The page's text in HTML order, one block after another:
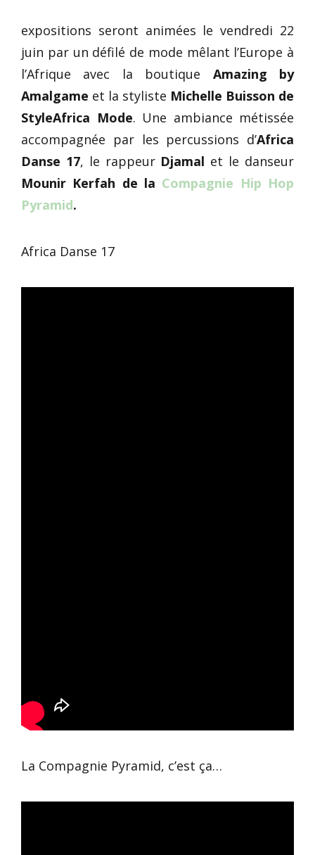
expositions seront animées le vendredi 22
juin par un défilé de mode mêlant l’Europe à
l’Afrique avec la boutique Amazing by
Amalgame et la styliste Michelle Buisson de
StyleAfrica Mode. Une ambiance métissée
accompagnée par les percussions d’Africa
Danse 17, le rappeur Djamal et le danseur
Mounir Kerfah de la Compagnie Hip Hop
Pyramid.
Africa Danse 17
La Compagnie Pyramid, c’est ça…